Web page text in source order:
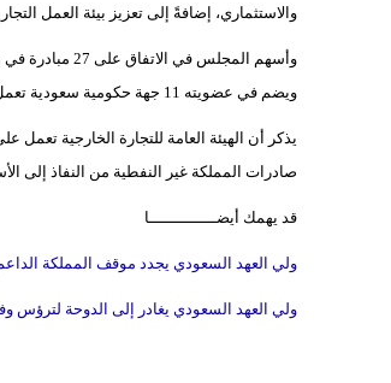
والاستثماري، إضافةً إلى تعزيز بيئة العمل
وأسهم المجلس
ويضم في عضويته 11 جهة حكومية سعودية تعمل على مناقشة القضايا التجارية والاستثمارية بين البلدين وفق نطاقٍ محدد.
يذكر أن الهيئة العامة للتجارة الخارجية تعمل
صادرات المملكة غير النفطية من النفاذ إلى
قد يهمك أيضــــــــــــــا
ولي العهد السعودي يجدد موقف المملكة
ولي العهد السعودي يغادر إلى الدوحة لترؤس